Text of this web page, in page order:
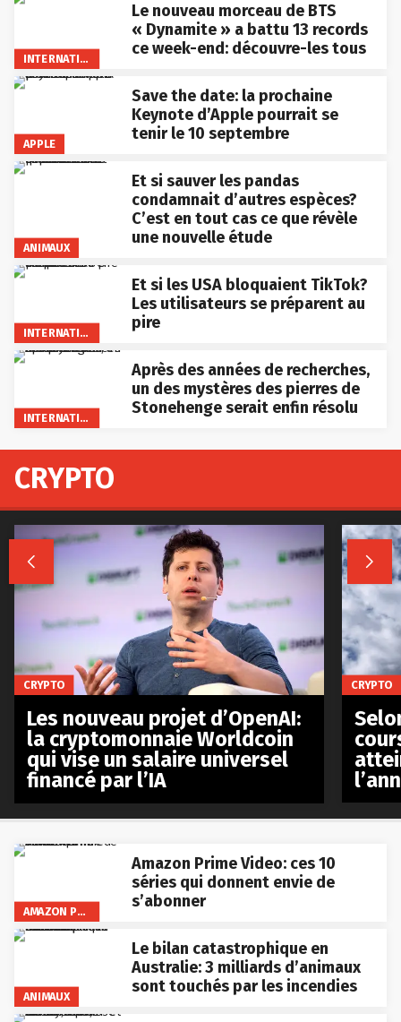
INTERNATIONAL
Le nouveau morceau de BTS
« Dynamite » a battu 13 records
ce week-end: découvre-les tous
APPLE
Save the date: la prochaine
Keynote d’Apple pourrait se
tenir le 10 septembre
ANIMAUX
Et si sauver les pandas
condamnait d’autres espèces?
C’est en tout cas ce que révèle
une nouvelle étude
INTERNATIONAL
Et si les USA bloquaient TikTok?
Les utilisateurs se préparent au
pire
INTERNATIONAL
Après des années de recherches,
un des mystères des pierres de
Stonehenge serait enfin résolu
AMAZON PRIME VIDEO
Amazon Prime Video: ces 10
séries qui donnent envie de
s’abonner
ANIMAUX
Le bilan catastrophique en
Australie: 3 milliards d’animaux
sont touchés par les incendies
CRYPTO
 
CRYPTO
Les nouveau projet d’OpenAI:
la cryptomonnaie Worldcoin
qui vise un salaire universel
financé par l’IA
CRYPTO